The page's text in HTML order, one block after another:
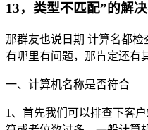
13，类型不匹配”的解
那群友也说日期 计算名都
有哪里有问题，那肯定还有
一、计算机名称是否符合
1、首先我们可以排查下客